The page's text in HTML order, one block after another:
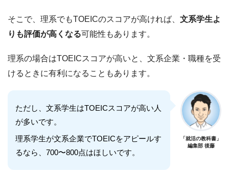
そこで、理系でもTOEICのスコアが高ければ、 文系学生よ
りも評価が高くなる可能性もあります。
理系の場合はTOEICスコアが高いと、文系企業・職種を受
けるときに有利になることもあります。
ただし、文系学生はTOEICスコアが高い人
が多いです。
理系学生が文系企業でTOEICをアピールす
るなら、700〜800点はほしいです。
「就活の教科書」
編集部 後藤